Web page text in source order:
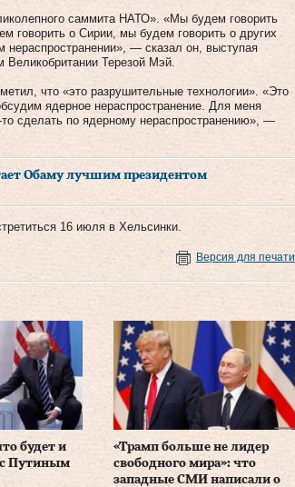
саммита НАТО». «Мы будем говорить
говорить о Сирии, мы будем говорить о других
— сказал он, выступая
Терезой Мэй.
что «это разрушительные технологии». «Это
ядерное нераспространение. Для меня
сделать по ядерному нераспространению», —
Обаму лучшим президентом
16 июля в Хельсинки.
Версия для печати
будет и
с Путиным
«Трамп больше не лидер
свободного мира»: что
западные СМИ написали о